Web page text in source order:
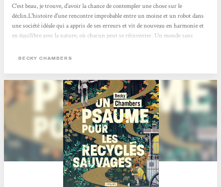
C'est beau, je trouve, d'avoir la chance de contempler une chose sur le
déclin.L'histoire d'une rencontre improbable entre un moine et un robot dans
une société idéale qui a appris de ses erreurs et vit de nouveau en harmonie et
en équilibre avec la nature, où chacun peut se réinventer. Un monde sans
beau ! Je recommande :) Charlotte Muxu !!
BECKY CHAMBERS